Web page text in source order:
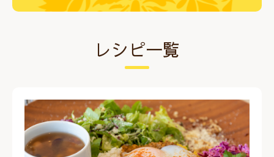
レシピ一覧